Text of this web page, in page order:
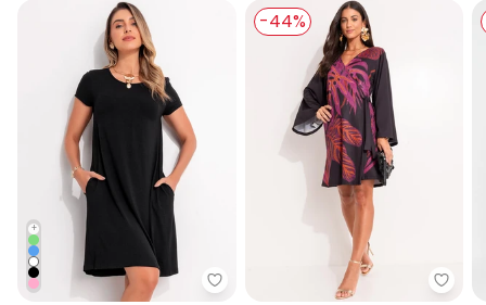
+
Quintess - Vestido Preto com
-44%